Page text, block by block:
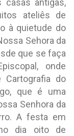
casas antigas,
ateliês de
à quietude do
Sehora da
que se faça
onde
Cartografia do
que é uma
Senhora da
A festa em
dia oito de